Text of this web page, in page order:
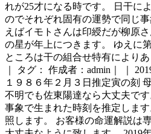
れが25才になる時です。 日干に
のでそれぞれ固有の運勢で同じ
えばイモトさんは印綬だが柳原
の星が年上につきます。 ゆえに
ところは干の組合せ特有により
｜ タグ： 作成者：admin｜ ｜
１９８６年２月３日推定寅の刻
不明でも佐東陽達なら大丈夫で
事象で生まれた時刻を推定しま
照します。 お客様の命運解説は